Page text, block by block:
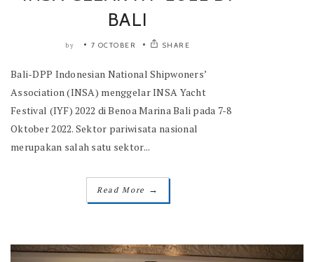
BALI
by 7 OCTOBER SHARE
Bali-DPP Indonesian National Shipwoners’
Association (INSA) menggelar INSA Yacht
Festival (IYF) 2022 di Benoa Marina Bali pada 7-8
Oktober 2022. Sektor pariwisata nasional
merupakan salah satu sektor...
Read More →